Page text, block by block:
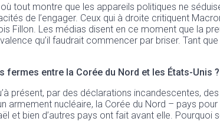
tout montre que les appareils politiques ne
de l’engager. Ceux qui à droite critiquent
Fillon. Les médias disent en ce moment que la
qu’il faudrait commencer par briser. Tant
fermes entre la Corée du Nord et les États-
présent, par des déclarations incandescentes,
armement nucléaire, la Corée du Nord – pays
et bien d’autres pays ont fait avant elle.